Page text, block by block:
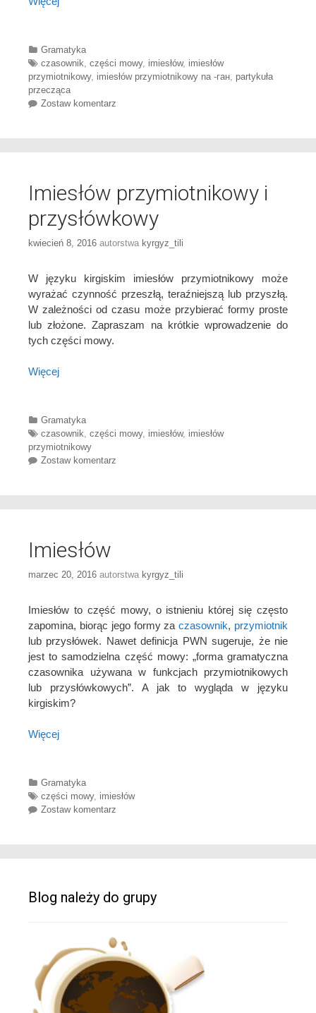
Categories
Gramatyka
Tags
czasownik, części mowy, imiesłów, imiesłów
przymiotnikowy, imiesłów przymiotnikowy na -ган, partykuła
przecząca
Zostaw komentarz
Imiesłów przymiotnikowy i
przysłówkowy
kwiecień 8, 2016 autorstwa kyrgyz_tili
W języku kirgiskim imiesłów przymiotnikowy może
wyrażać czynność przeszłą, teraźniejszą lub przyszłą.
W zależności od czasu może przybierać formy proste
lub złożone. Zapraszam na krótkie wprowadzenie do
tych części mowy.
Więcej
Categories
Gramatyka
Tags
czasownik, części mowy, imiesłów, imiesłów
przymiotnikowy
Zostaw komentarz
Imiesłów
marzec 20, 2016 autorstwa kyrgyz_tili
Imiesłów to część mowy, o istnieniu której się często
zapomina, biorąc jego formy zaczasownik, przymiotnik
lub przysłówek. Nawet definicja PWN sugeruje, że nie
jest to samodzielna część mowy: „forma gramatyczna
czasownika używana w funkcjach przymiotnikowych
lub przysłówkowych”. A jak to wygląda w języku
kirgiskim?
Więcej
Categories
Gramatyka
Tags
części mowy, imiesłów
Zostaw komentarz
Blog należy do grupy